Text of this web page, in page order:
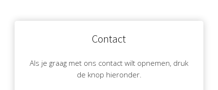
Contact
Als je graag met ons contact wilt opnemen, druk
de knop hieronder.